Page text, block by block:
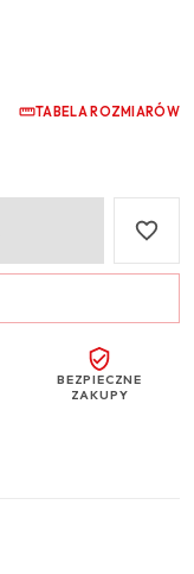
TABELA ROZMIARÓW
BEZPIECZNE
ZAKUPY